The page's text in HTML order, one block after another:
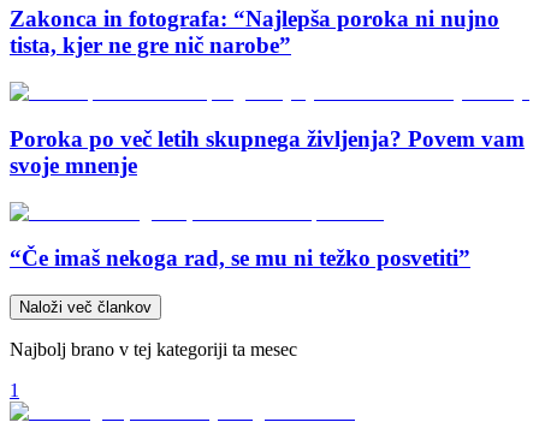
Zakonca in fotografa: “Najlepša poroka ni nujno
tista, kjer ne gre nič narobe”
Poroka po več letih skupnega življenja? Povem vam
svoje mnenje
“Če imaš nekoga rad, se mu ni težko posvetiti”
Naloži več člankov
Najbolj brano v tej kategoriji ta mesec
1